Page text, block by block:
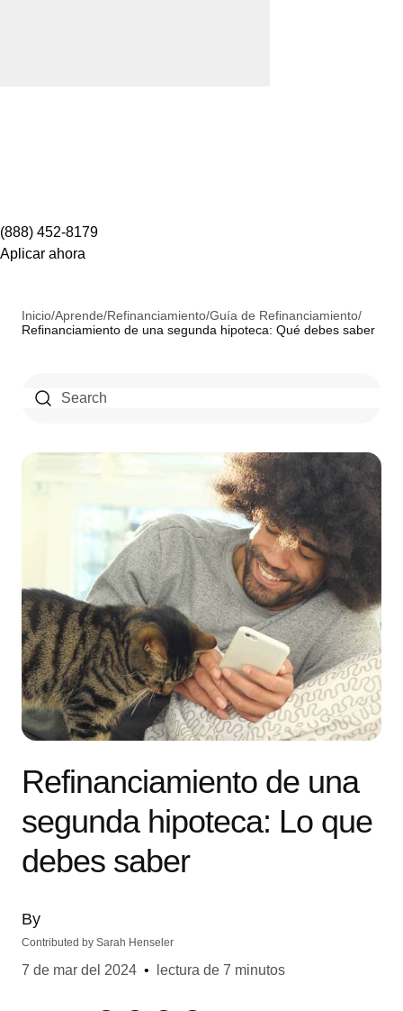
(888) 452-8179
Aplicar ahora
Inicio/Aprende/Refinanciamiento/Guía de Refinanciamiento/
Refinanciamiento de una segunda hipoteca: Qué debes saber
Refinanciamiento de una
segunda hipoteca: Lo que
debes saber
By
Contributed by Sarah Henseler
7 de mar del 2024 • lectura de 7 minutos